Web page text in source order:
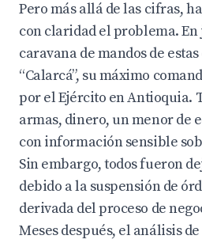
Pero más allá de las cifras,
con claridad el problema. En
caravana de mandos de
“Calarcá”, su máximo
por el Ejército en Antioquia.
armas, dinero, un menor de
con información sensible
Sin embargo, todos fueron
debido a la suspensión de
derivada del proceso de
Meses después, el análisis